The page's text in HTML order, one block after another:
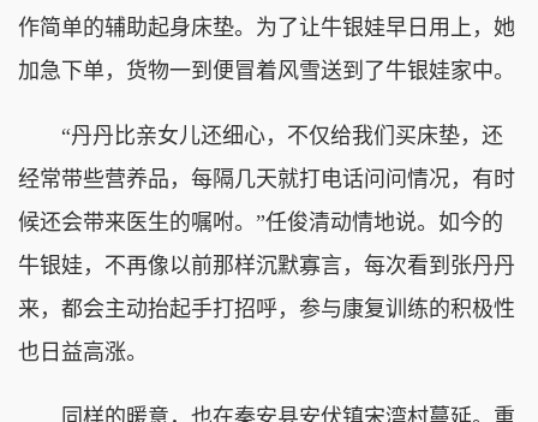
作简单的辅助起身床垫。为了让牛银娃早日用上，她
加急下单，货物一到便冒着风雪送到了牛银娃家中。
“丹丹比亲女儿还细心，不仅给我们买床垫，还
经常带些营养品，每隔几天就打电话问问情况，有时
候还会带来医生的嘱咐。”任俊清动情地说。如今的
牛银娃，不再像以前那样沉默寡言，每次看到张丹丹
来，都会主动抬起手打招呼，参与康复训练的积极性
也日益高涨。
同样的暖意，也在秦安县安伏镇宋湾村蔓延。重